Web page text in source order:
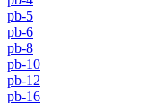
pb-5
pb-6
pb-8
pb-10
pb-12
pb-16